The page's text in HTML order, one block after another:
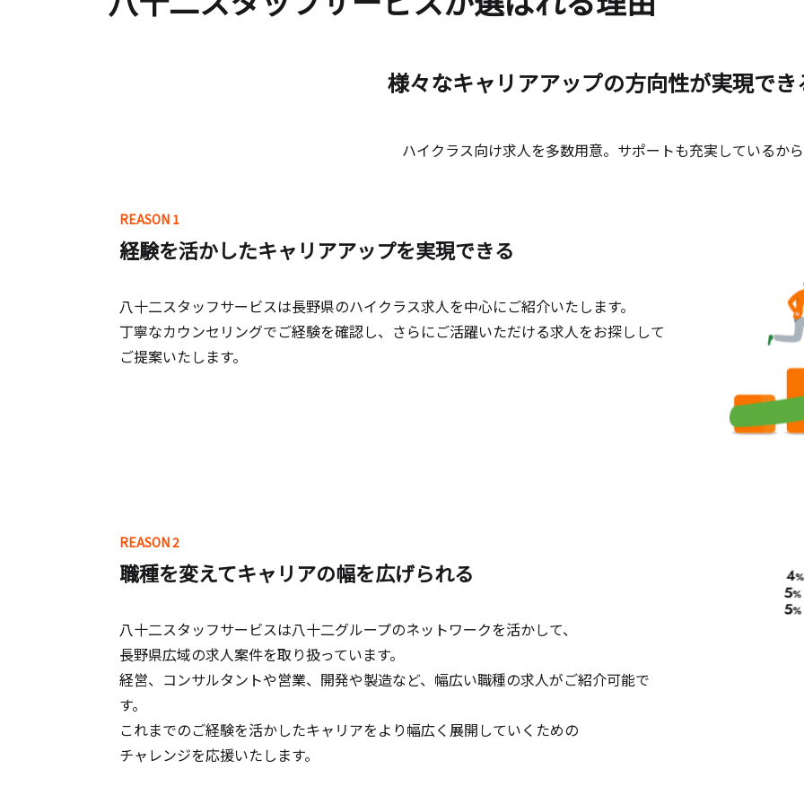
様々なキャリアアップの方向性が実現でき
ハイクラス向け求人を多数用意。サポートも充実しているから
REASON 1
経験を活かしたキャリアアップを実現できる
八十二スタッフサービスは長野県のハイクラス求人を中心にご紹介いたします。
丁寧なカウンセリングでご経験を確認し、さらにご活躍いただける求人をお探しして
ご提案いたします。
REASON 2
職種を変えてキャリアの幅を広げられる
八十二スタッフサービスは八十二グループのネットワークを活かして、
長野県広域の求人案件を取り扱っています。
経営、コンサルタントや営業、開発や製造など、幅広い職種の求人がご紹介可能で
す。
これまでのご経験を活かしたキャリアをより幅広く展開していくための
チャレンジを応援いたします。